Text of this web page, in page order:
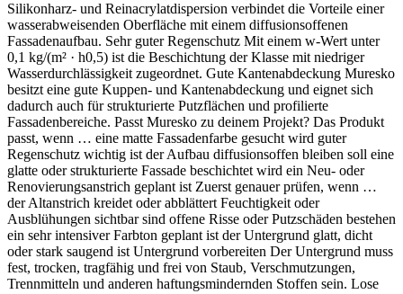
Silikonharz- und Reinacrylatdispersion verbindet die Vorteile einer
wasserabweisenden Oberfläche mit einem diffusionsoffenen
Fassadenaufbau. Sehr guter Regenschutz Mit einem w-Wert unter
0,1 kg/(m² · h0,5) ist die Beschichtung der Klasse mit niedriger
Wasserdurchlässigkeit zugeordnet. Gute Kantenabdeckung Muresko
besitzt eine gute Kuppen- und Kantenabdeckung und eignet sich
dadurch auch für strukturierte Putzflächen und profilierte
Fassadenbereiche. Passt Muresko zu deinem Projekt? Das Produkt
passt, wenn … eine matte Fassadenfarbe gesucht wird guter
Regenschutz wichtig ist der Aufbau diffusionsoffen bleiben soll eine
glatte oder strukturierte Fassade beschichtet wird ein Neu- oder
Renovierungsanstrich geplant ist Zuerst genauer prüfen, wenn …
der Altanstrich kreidet oder abblättert Feuchtigkeit oder
Ausblühungen sichtbar sind offene Risse oder Putzschäden bestehen
ein sehr intensiver Farbton geplant ist der Untergrund glatt, dicht
oder stark saugend ist Untergrund vorbereiten Der Untergrund muss
fest, trocken, tragfähig und frei von Staub, Verschmutzungen,
Trennmitteln und anderen haftungsmindernden Stoffen sein. Lose